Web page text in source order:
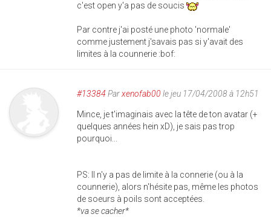
c'est open y'a pas de soucis
Par contre j'ai posté une photo 'normale'
comme justement j'savais pas si y'avait des
limites à la counnerie :bof:
#13384 Parxenofab00 le jeu 17/04/2008 à 12h51
Mince, je t'imaginais avec la tête de ton avatar (+
quelques années hein xD), je sais pas trop
pourquoi...
PS: Il n'y a pas de limite à la connerie (ou à la
counnerie), alors n'hésite pas, même les photos
de soeurs à poils sont acceptées.
*va se cacher*